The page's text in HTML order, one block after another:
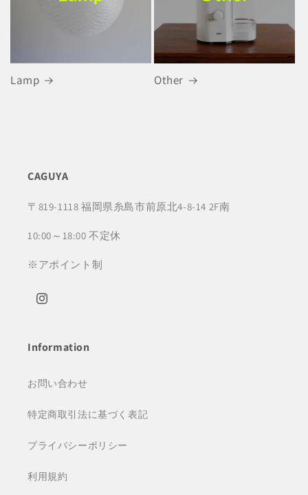
Lamp Other
CAGUYA
〒819-1118 福岡県糸島市前原北4-8-14 2F南
10:00～18:00 不定休
※アポイント制
Instagram
Information
お問い合わせ
特定商取引法に基づく表記
プライバシーポリシー
利用規約